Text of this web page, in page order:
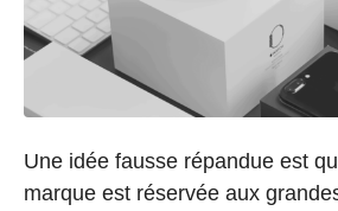
Une idée fausse répandue est
marque est réservée aux